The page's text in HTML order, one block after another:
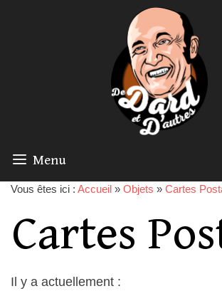
Menu
Vous êtes ici : Accueil » Objets » Cartes
Cartes
Il y a actuellement :